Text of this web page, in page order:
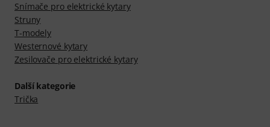
Snímače pro elektrické kytary
Struny
T-modely
Westernové kytary
Zesilovače pro elektrické kytary
Další kategorie
Trička